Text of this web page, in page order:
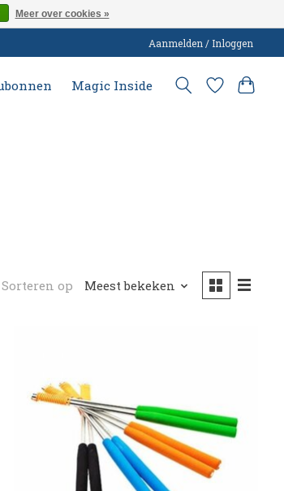
Aanmelden / Inloggen
Magic Inside
Sorteren op Meest bekeken
Meer over cookies »